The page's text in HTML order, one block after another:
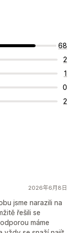
68
2
1
0
2
2026年6月8日
jsme narazili na
řešili se
máme